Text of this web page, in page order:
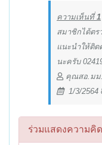
ความเห็นที่1
สมาชิกได้ตร
แนะนำให้ติด
นะครับ
คุณสอ.ม
1/3/2564
ร่วมแสดงความคิ